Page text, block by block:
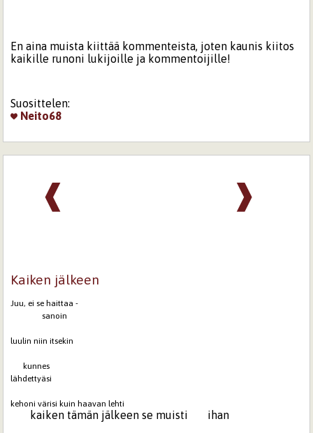
En aina muista kiittää kommenteista, joten kaunis kiitos
kaikille runoni lukijoille ja kommentoijille!
Suosittelen:
Neito68
❱
❰
Kaiken jälkeen
Juu, ei se haittaa -
sanoin
luulin niin itsekin
kunnes
lähdettyäsi
kehoni värisi kuin haavan lehti
kaiken tämän jälkeen se muisti ihan